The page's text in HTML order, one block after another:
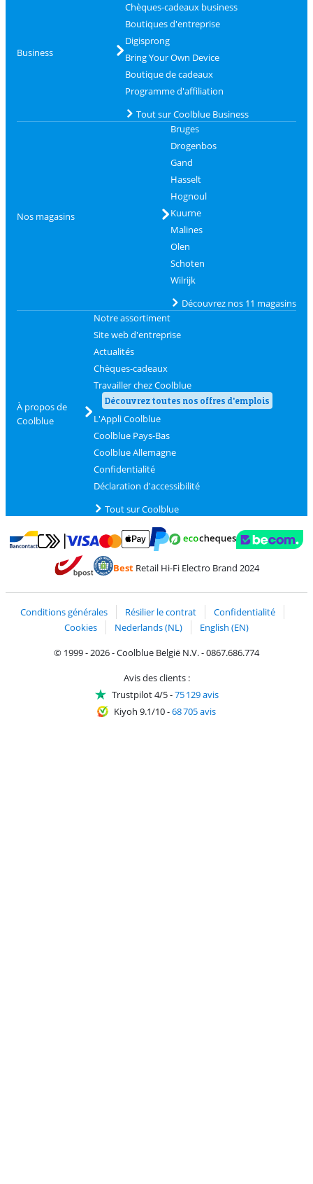
Business
Chèques-cadeaux business
Boutiques d'entreprise
Digisprong
Bring Your Own Device
Boutique de cadeaux
Programme d'affiliation
Tout sur Coolblue Business
Nos magasins
Bruges
Drogenbos
Gand
Hasselt
Hognoul
Kuurne
Malines
Olen
Schoten
Wilrijk
Découvrez nos 11 magasins
À propos de
Coolblue
Notre assortiment
Site web d'entreprise
Actualités
Chèques-cadeaux
Travailler chez Coolblue
Découvrez toutes nos offres d'emplois
L'Appli Coolblue
Coolblue Pays-Bas
Coolblue Allemagne
Confidentialité
Déclaration d'accessibilité
Tout sur Coolblue
Payer avec Bancontact
Payer avec MasterCard et Visa via ClickToPay
BestRetail Hi-Fi Electro Brand 2024
Conditions générales Résilier le contrat
Confidentialité
Cookies
Nederlands (NL)
English (EN)
© 1999 - 2026 - Coolblue België N.V. - 0867.686.774
Avis des clients :
Trustpilot 4/5-75 129 avis
Kiyoh 9.1/10-68 705 avis